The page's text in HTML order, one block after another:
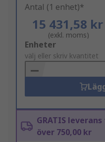
Antal (1 enhet)*
15 431,58 kr
(exkl. moms)
Add
to
Basket
Enheter
välj eller skriv kvantitet
GRATIS
över 750,00 kr